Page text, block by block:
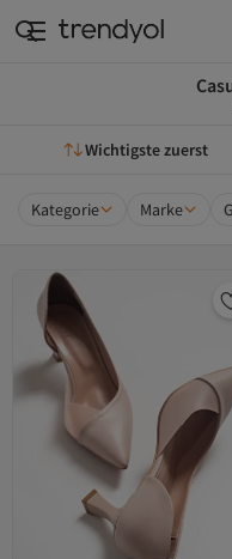
Wichtigste zuerst
Kategorie Marke